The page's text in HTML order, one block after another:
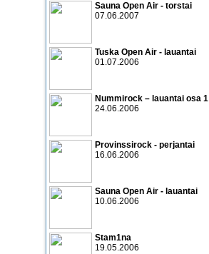
Sauna Open Air - torstai
07.06.2007
Tuska Open Air - lauantai
01.07.2006
Nummirock – lauantai osa 1
24.06.2006
Provinssirock - perjantai
16.06.2006
Sauna Open Air - lauantai
10.06.2006
Stam1na
19.05.2006